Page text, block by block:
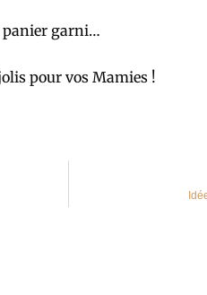
panier garni…
pour vos Mamies !